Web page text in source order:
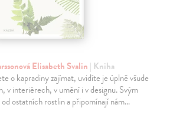
Elisabeth Svalin | Kniha
o kapradiny zajímat, uvidíte je úplně všude
v interiérech, v umění i v designu. Svým
od ostatních rostlin a připomínají nám…